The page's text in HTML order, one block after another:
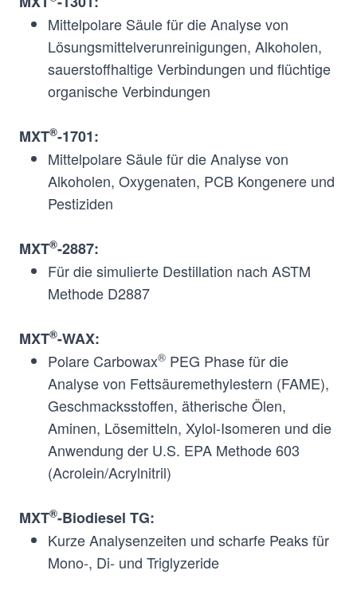
MXT -2887
Dimethyl
polysiloxane (100%)
Non-
MXT
MXT -
Biodiesel TG
Proprietary N/A
MXT®-
Volatiles
Proprietary Diphenyl/
dimethyl polysiloxane
Mittelpolare Säule für die Analyse von
Lösungsmittelverunreinigungen, Alkoholen,
sauerstoffhaltige Verbindungen und flüchtige
organische Verbindungen
MXT®-1701:
Mittelpolare Säule für die Analyse von
Alkoholen, Oxygenaten, PCB Kongenere und
Pestiziden
MXT®-2887:
Für die simulierte Destillation nach ASTM
Methode D2887
MXT®-WAX:
Polare Carbowax® PEG Phase für die
Analyse von Fettsäuremethylestern (FAME),
Geschmacksstoffen, ätherische Ölen,
Aminen, Lösemitteln, Xylol-Isomeren und die
Anwendung der U.S. EPA Methode 603
(Acrolein/Acrylnitril)
MXT®-Biodiesel TG:
Kurze Analysenzeiten und scharfe Peaks für
Mono-, Di- und Triglyzeride